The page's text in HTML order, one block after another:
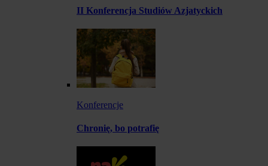
II Konferencja Studiów Azjatyckich
Konferencje
Chronię, bo potrafię